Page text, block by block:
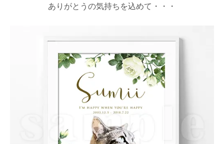
ありがとうの気持ちを込めて・・・